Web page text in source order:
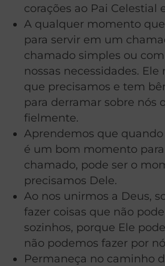
corações ao Pai Celestial
A qualquer momento
para servir em um
chamado simples ou
nossas necessidades. Ele
que precisamos e tem
para derramar sobre nós
fielmente.
Aprendemos que
é um bom momento
chamado, pode ser o
precisamos Dele.
Ao nos unirmos a Deus,
fazer coisas que não
sozinhos, porque Ele
não podemos fazer por
Permaneça no caminho